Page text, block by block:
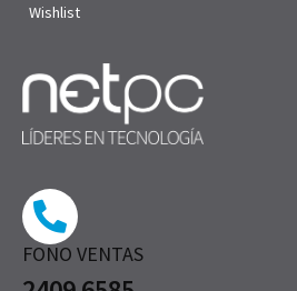
FONO VENTAS
Wishlist